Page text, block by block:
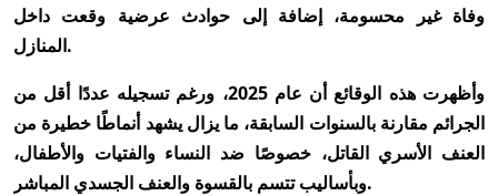
وفاة غير محسومة، إضافة إلى حوادث عرضية وقعت داخل
المنازل.
وأظهرت هذه الوقائع أن عام 2025، ورغم تسجيله عددًا أقل من
الجرائم مقارنة بالسنوات السابقة، ما يزال يشهد أنماطًا خطيرة من
العنف الأسري القاتل، خصوصًا ضد النساء والفتيات والأطفال،
وبأساليب تتسم بالقسوة والعنف الجسدي المباشر.